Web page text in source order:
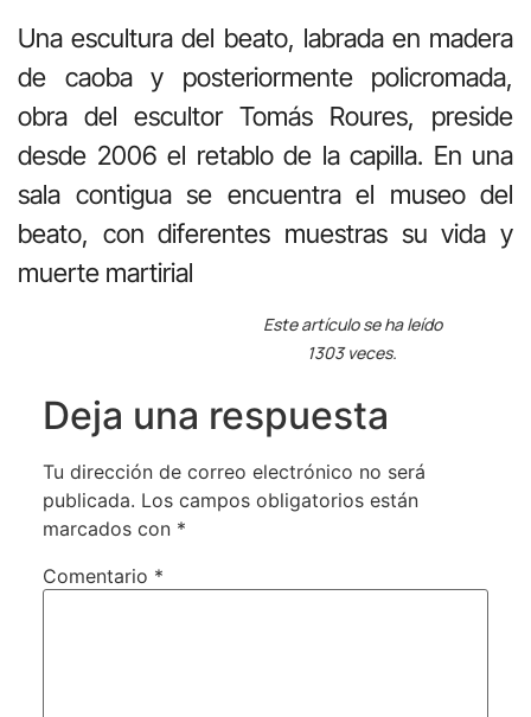
Una escultura del beato, labrada en madera
de caoba y posteriormente policromada,
obra del escultor Tomás Roures, preside
desde 2006 el retablo de la capilla. En una
sala contigua se encuentra el museo del
beato, con diferentes muestras su vida y
muerte martirial
Este artículo se ha leído
1303 veces.
Deja una respuesta
Tu dirección de correo electrónico no será
publicada. Los campos obligatorios están
marcados con *
Comentario *